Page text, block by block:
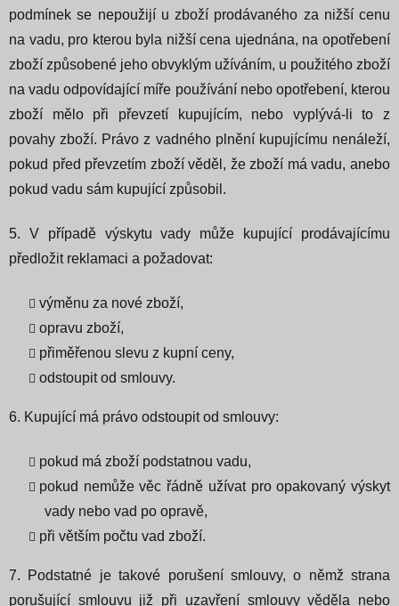
podmínek se nepoužijí u zboží prodávaného za nižší cenu
na vadu, pro kterou byla nižší cena ujednána, na opotřebení
zboží způsobené jeho obvyklým užíváním, u použitého zboží
na vadu odpovídající míře používání nebo opotřebení, kterou
zboží mělo při převzetí kupujícím, nebo vyplývá-li to z
povahy zboží. Právo z vadného plnění kupujícímu nenáleží,
pokud před převzetím zboží věděl, že zboží má vadu, anebo
pokud vadu sám kupující způsobil.
5. V případě výskytu vady může kupující prodávajícímu
předložit reklamaci a požadovat:
výměnu za nové zboží,
opravu zboží,
přiměřenou slevu z kupní ceny,
odstoupit od smlouvy.
6. Kupující má právo odstoupit od smlouvy:
pokud má zboží podstatnou vadu,
pokud nemůže věc řádně užívat pro opakovaný výskyt
vady nebo vad po opravě,
při větším počtu vad zboží.
7. Podstatné je takové porušení smlouvy, o němž strana
porušující smlouvu již při uzavření smlouvy věděla nebo